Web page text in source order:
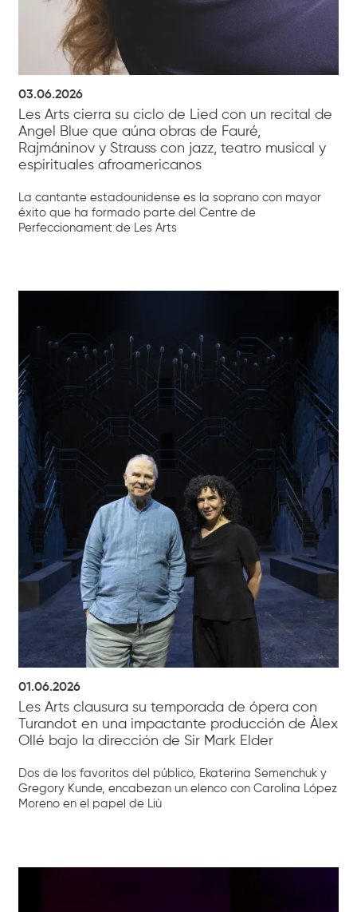
03.06.2026
Les Arts cierra su ciclo de Lied con un recital de
Angel Blue que aúna obras de Fauré,
Rajmáninov y Strauss con jazz, teatro musical y
espirituales afroamericanos
La cantante estadounidense es la soprano con mayor
éxito que ha formado parte del Centre de
Perfeccionament de Les Arts
01.06.2026
Les Arts clausura su temporada de ópera con
Turandot en una impactante producción de Àlex
Ollé bajo la dirección de Sir Mark Elder
Dos de los favoritos del público, Ekaterina Semenchuk y
Gregory Kunde, encabezan un elenco con Carolina López
Moreno en el papel de Liù